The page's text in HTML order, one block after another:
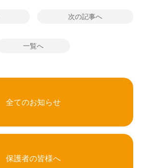
次の記事へ
一覧へ
全てのお知らせ
保護者の皆様へ